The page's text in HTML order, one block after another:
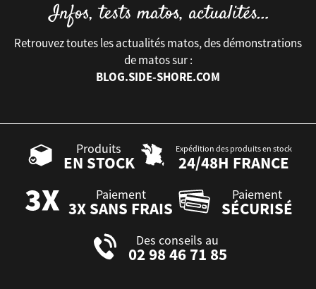
Retrouvez toutes les actualités matos, des démonstrations
de matos sur :
BLOG.SIDE-SHORE.COM
Produits
EN STOCK
Expédition des produits en stock
24/48H FRANCE
Paiement
3X SANS FRAIS
Paiement
SÉCURISÉ
Des conseils au
02 98 46 71 85